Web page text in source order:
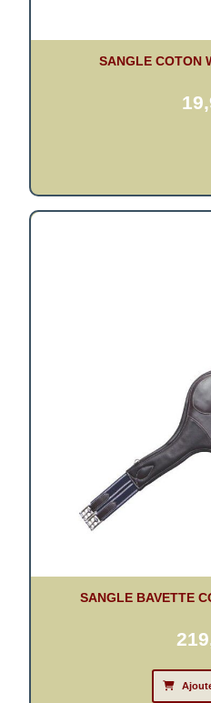
SANGLE COTON
SANGLE BAVETTE